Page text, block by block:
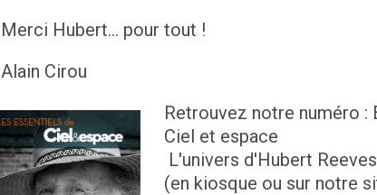
Merci Hubert… pour tout !
Alain Cirou
Retrouvez notre numéro :
Ciel et espace
L'univers d'Hubert Reeves
(en kiosque ou sur notre